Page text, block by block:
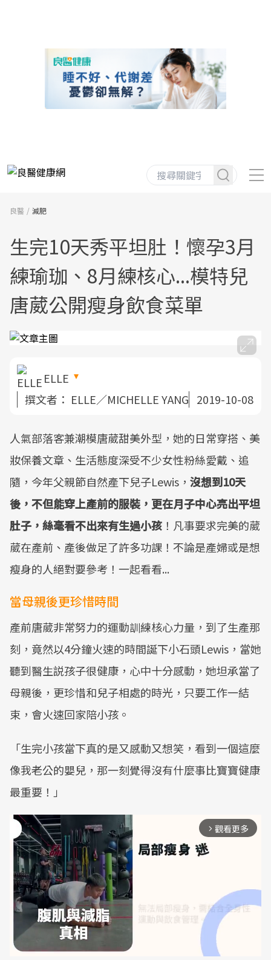
良醫 減肥
生完10天秀平坦肚！懷孕3月
練瑜珈、8月練核心...模特兒
唐葳公開瘦身飲食菜單
ELLE
撰文者： ELLE／MICHELLE YANG 2019-10-08
人氣部落客兼潮模唐葳甜美外型，她的日常穿搭、美
妝保養文章、生活態度深受不少女性粉絲愛戴、追
隨，今年父親節自然產下兒子Lewis， 沒想到10天
後，不但能穿上產前的服裝，更在月子中心亮出平坦
肚子，絲毫看不出來有生過小孩 ！凡事要求完美的葳
葳在產前、產後做足了許多功課！不論是產婦或是想
瘦身的人絕對要參考！一起看看...
當母親後更珍惜時間
產前唐葳非常努力的運動訓練核心力量，到了生產那
刻，竟然以4分鐘火速的時間誕下小石頭Lewis，當她
聽到醫生説孩子很健康，心中十分感動，她坦承當了
母親後，更珍惜和兒子相處的時光，只要工作一結
束，會火速回家陪小孩。
「生完小孩當下真的是又感動又想笑，看到一個這麼
像我老公的嬰兒，那一刻覺得沒有什麼事比寶寶健康
最重要！」
arrow_forward_ios 觀看更多